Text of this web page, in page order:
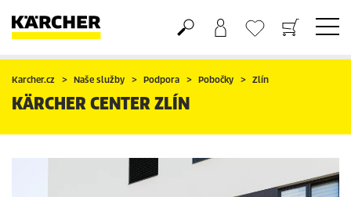
Nákupní košík
Seznam oblíbených produktů
Karcher.cz Naše služby Podpora Pobočky Zlín
KÄRCHER CENTER ZLÍN